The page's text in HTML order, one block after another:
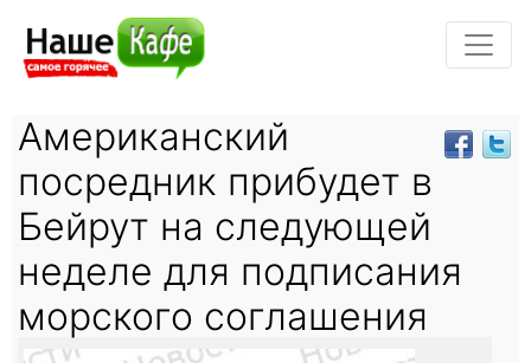
Американский
посредник прибудет в
Бейрут на следующей
неделе для подписания
морского соглашения